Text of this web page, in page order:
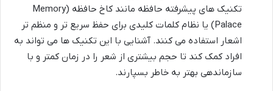
تکنیک های پیشرفته حافظه مانند کاخ حافظه (Memory
Palace) یا نظام کلمات کلیدی برای حفظ سریع تر و منظم تر
اشعار استفاده می کنند. آشنایی با این تکنیک ها می تواند به
افراد کمک کند تا حجم بیشتری از شعر را در زمان کمتر و با
سازماندهی بهتر به خاطر بسپارند.